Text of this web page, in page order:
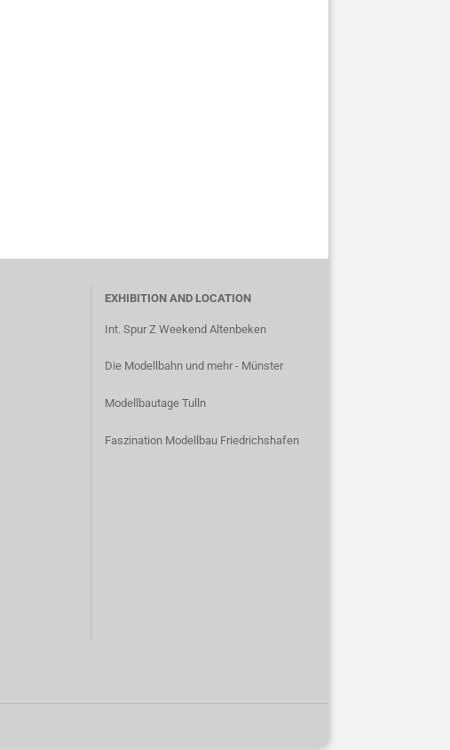
EXHIBITION AND LOCATION
Int. Spur Z Weekend Altenbeken
Die Modellbahn und mehr - Münster
Modellbautage Tulln
Faszination Modellbau Friedrichshafen